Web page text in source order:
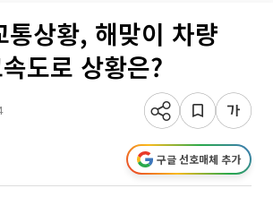
통상황, 해맞이 차량
도로 상황은?
구글 선호매체 추가